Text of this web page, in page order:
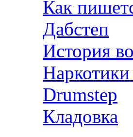
Как
Дабстеп
История
Drumstep
Кладовка